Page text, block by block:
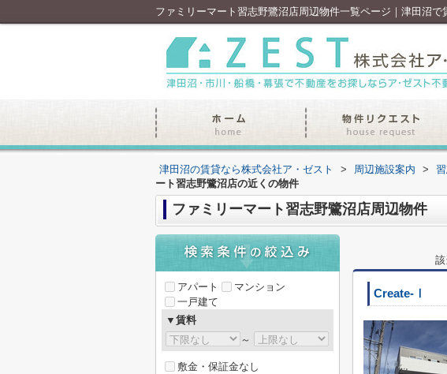
ファミリーマート習志野鷺沼店周辺物件一覧ページ｜津田沼で
津田沼の賃貸なら株式会社ア・ゼスト > 周辺施設案内 >
ート習志野鷺沼店の近くの物件
ファミリーマート習志野鷺沼店周辺物件
Create-Ⅰ
アパート
マンション
一戸建て
▼賃料
～
敷金・保証金なし